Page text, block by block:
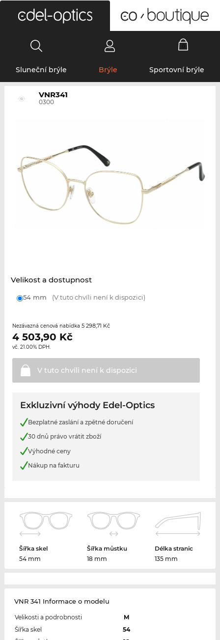
Sluneční brýle Brýle Sportovní brýle
VNR341
0300
Velikost a dostupnost
54 mm (V tuto chvíli není k dispozici)
Nezávazná cenová nabídka 5 298,71 Kč
4 503,90 Kč
vč. 21.00% DPH.
V tuto chvíli není k dispozici
Exkluzivní výhody Edel-Optics
Bezplatné zaslání a zpětné doručení
30 dnů právo vrátit zboží
Výhodné ceny
Nákup na fakturu
Šířka skel
54 mm
Šířka můstku
18 mm
Délka stranic
135 mm
VNR 341 Informace o modelu
Velikosti a podrobnosti
M
Šířka skel
54